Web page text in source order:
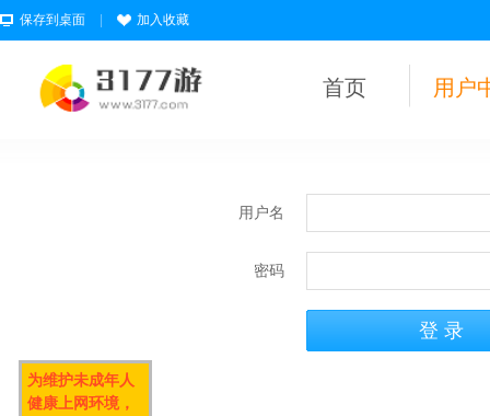
保存到桌面 加入收藏
首页 用户
用户名
密码
为维护未成年人
健康上网环境，